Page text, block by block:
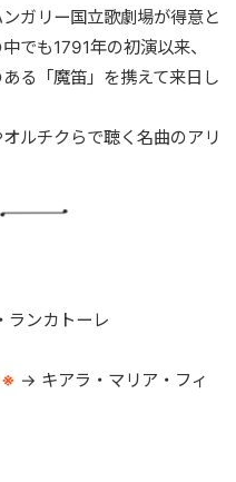
ガリー国立歌劇場が得意と
でも1791年の初演以来、
る「魔笛」を携えて来日し
ルチクらで聴く名曲のアリ
ランカトーレ
→ キアラ・マリア・フィ